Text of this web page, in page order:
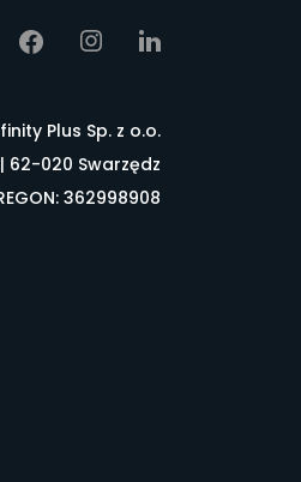
Plus Sp. z o.o.
62-020 Swarzędz
362998908